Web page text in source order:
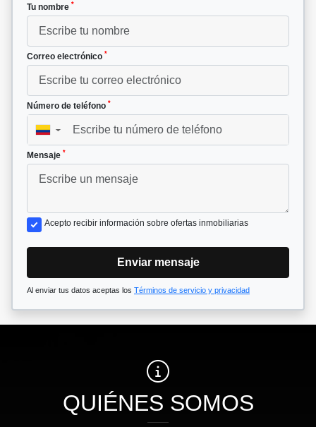
Tu nombre *
Correo electrónico *
Número de teléfono *
▼
Mensaje *
Acepto recibir información sobre ofertas inmobiliarias
Enviar mensaje
Al enviar tus datos aceptas los Términos de servicio y privacidad
QUIÉNES SOMOS